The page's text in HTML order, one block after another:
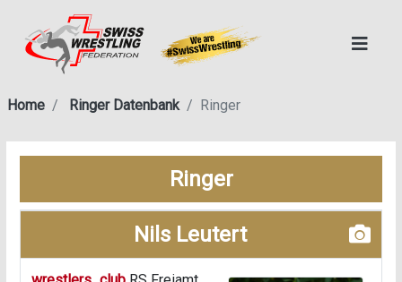
Home Ringer Datenbank Ringer
Ringer
Nils Leutert